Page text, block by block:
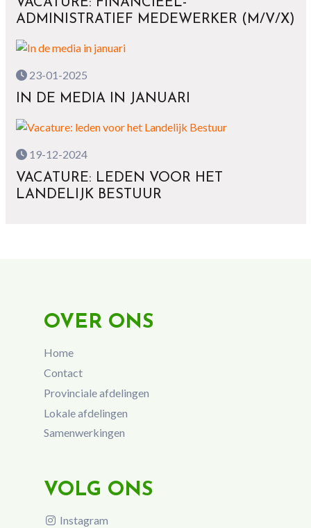
ADMINISTRATIEF MEDEWERKER (M/V/X)
23-01-2025
IN DE MEDIA IN JANUARI
19-12-2024
VACATURE: LEDEN VOOR HET
LANDELIJK BESTUUR
OVER ONS
Home
Contact
Provinciale afdelingen
Lokale afdelingen
Samenwerkingen
VOLG ONS
Instagram